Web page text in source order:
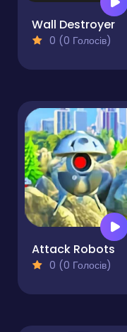
Wall Destroyer
0 (0 Голосів)
Attack Robots
0 (0 Голосів)